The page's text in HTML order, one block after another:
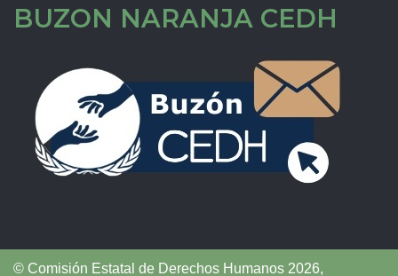
BUZON NARANJA CEDH
© Comisión Estatal de Derechos Humanos 2026,